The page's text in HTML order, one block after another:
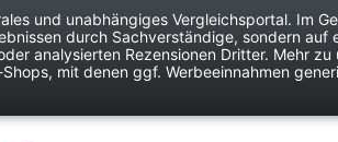
Baby Digitales Drogerie
und unabhängiges Vergleichsportal. Im
durch Sachverständige, sondern
analysierten Rezensionen Dritter. Mehr
mit denen ggf. Werbeeinnahmen